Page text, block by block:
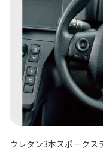
ウレタン3本スポークス